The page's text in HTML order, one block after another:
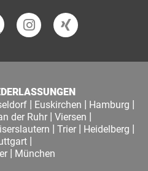
| Euskirchen | Hamburg |
der Ruhr| Viersen |
| Trier | Heidelberg |
|
| München